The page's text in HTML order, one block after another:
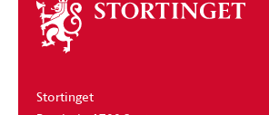
Om
stortinget
Stortinget